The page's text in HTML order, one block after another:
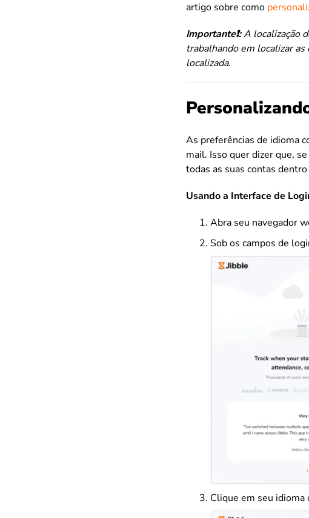
artigo sobre como
Importante❗:A localização
trabalhando em localizar
localizada.
As preferências de idioma
mail. Isso quer dizer que,
todas as suas contas
Usando a Interface de
Abra seu navegador
Sob os campos de
Clique em seu idioma